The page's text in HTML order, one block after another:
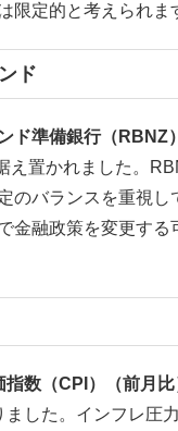
限定的と考えられま
ド
ド準備銀行（RBNZ
え置かれました。
のバランスを重視し
金融政策を変更する
数（CPI）（前月比
ました。インフレ圧